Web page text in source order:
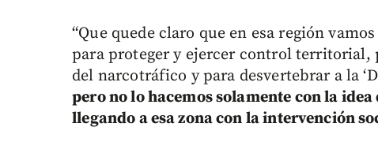
“Que quede claro que en esa región
para proteger y ejercer control territorial,
del narcotráfico y para desvertebrar a la
pero no lo hacemos solamente con la
llegando a esa zona con la intervención